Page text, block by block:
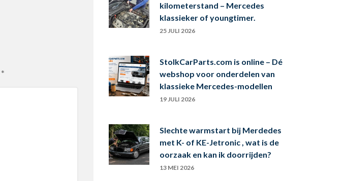
*
kilometerstand – Mercedes
klassieker of youngtimer.
25 JULI 2026
StolkCarParts.com is online – Dé
webshop voor onderdelen van
klassieke Mercedes-modellen
19 JULI 2026
Slechte warmstart bij Merdedes
met K- of KE-Jetronic , wat is de
oorzaak en kan ik doorrijden?
13 MEI 2026